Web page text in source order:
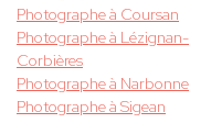
Photographe à Coursan
Photographe à Lézignan-
Corbières
Photographe à Narbonne
Photographe à Sigean